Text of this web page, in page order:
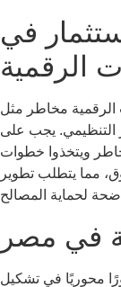
في
الرقمية
الرقمية مخاطر مثل
التنظيمي. يجب على
ويتخذوا خطوات
مما يتطلب تطوير
في مصر
محوريًا في تشكيل